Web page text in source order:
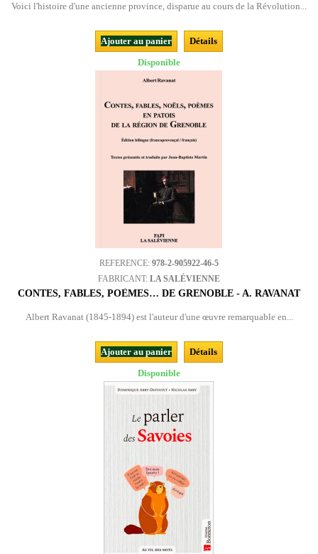
Voici l'histoire d'une ancienne province, disparue au cours de la Révolution...
Ajouter au panier
Détails
Disponible
REFERENCE: 978-2-905922-46-5
FABRICANT: LA SALÉVIENNE
CONTES, FABLES, POÈMES… DE GRENOBLE - A. RAVANAT
Albert Ravanat (1845-1894) est l'auteur d'une œuvre remarquable en...
Ajouter au panier
Détails
Disponible